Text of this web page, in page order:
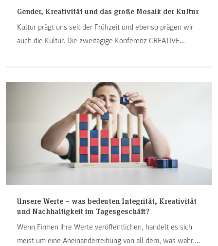
Gender, Kreativität und das große Mosaik der Kultur
Kultur prägt uns seit der Frühzeit und ebenso prägen wir
auch die Kultur. Die zweitägige Konferenz CREATIVE
Ansichten auf die menschliche Kultur haben und wie uns
Unsere Werte – was bedeuten Integrität, Kreativität
und Nachhaltigkeit im Tagesgeschäft?
Wenn Firmen ihre Werte veröffentlichen, handelt es sich
meist um eine Aneinanderreihung von all dem, was wahr,